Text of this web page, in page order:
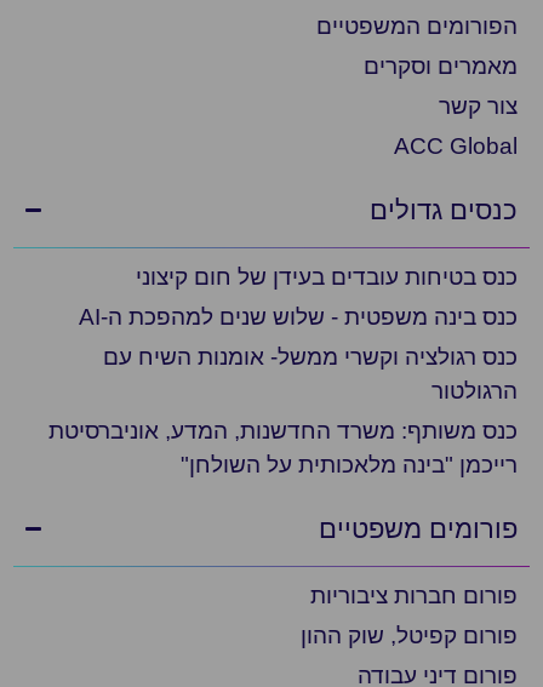
הפורומים המשפטיים
מאמרים וסקרים
צור קשר
ACC Global
כנסים גדולים
כנס בטיחות עובדים בעידן של חום קיצוני
כנס בינה משפטית - שלוש שנים למהפכת ה-AI
כנס רגולציה וקשרי ממשל- אומנות השיח עם
הרגולטור
כנס משותף: משרד החדשנות, המדע, אוניברסיטת
רייכמן "בינה מלאכותית על השולחן"
פורומים משפטיים
פורום חברות ציבוריות
פורום קפיטל, שוק ההון
פורום דיני עבודה